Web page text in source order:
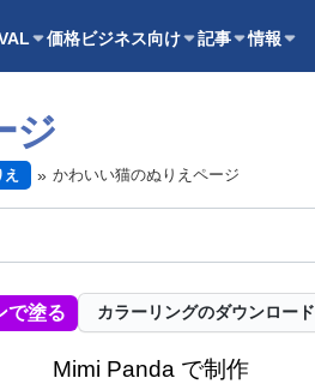
価格ビジネス向け 記事 情報
ジ
かわいい猫のぬりえページ
で塗る カラーリングのダウンロード
Mimi Panda で制作